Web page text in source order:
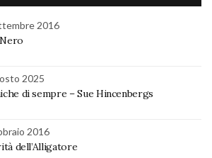
2016
2025
di sempre – Sue Hincenbergs
2016
dell’Alligatore